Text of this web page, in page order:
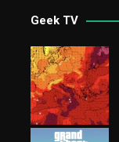
Geek TV